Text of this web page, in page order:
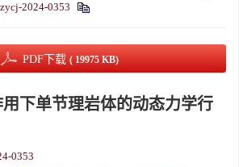
2024-0353
PDF下载 ( 19975 KB)
下单节理岩体的动态力学行
0353